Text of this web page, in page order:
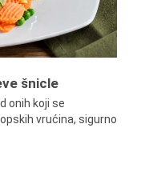
šnicle
onih koji se
vrućina, sigurno